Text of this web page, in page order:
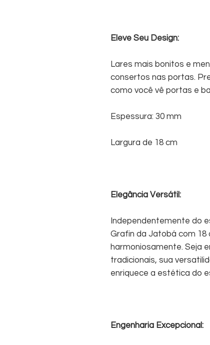
Eleve Seu Design:
Lares mais bonitos e
consertos nas portas.
como você vê portas e
Espessura: 30 mm
Largura de 18 cm
Elegância Versátil:
Independentemente do
Grafin da Jatobá com 18
harmoniosamente. Seja
tradicionais, sua
enriquece a estética do
Engenharia Excepcional: